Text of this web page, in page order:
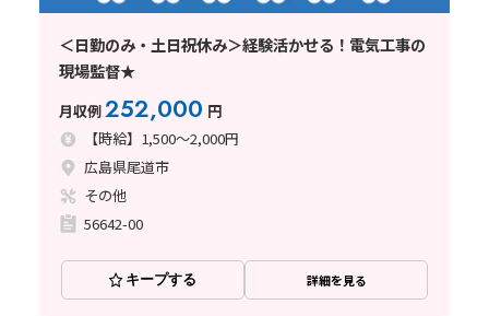
＜日勤のみ・土日祝休み＞経験活かせる！電気工事の
現場監督★
月収例252,000 円
【時給】1,500～2,000円
広島県尾道市
その他
56642-00
キープする 詳細を見る